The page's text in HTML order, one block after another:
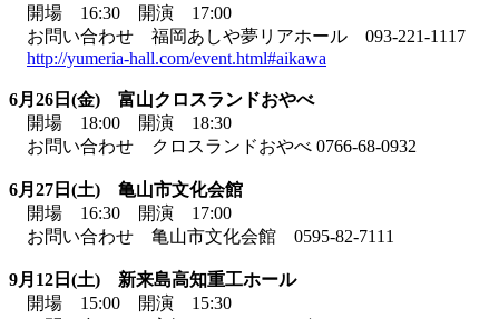
開場 16:30 開演 17:00
お問い合わせ 福岡あしや夢リアホール 093-221-1117
http://yumeria-hall.com/event.html#aikawa
6月26日(金) 富山クロスランドおやべ
開場 18:00 開演 18:30
お問い合わせ クロスランドおやべ 0766-68-0932
6月27日(土) 亀山市文化会館
開場 16:30 開演 17:00
お問い合わせ 亀山市文化会館 0595-82-7111
9月12日(土) 新来島高知重工ホール
開場 15:00 開演 15:30